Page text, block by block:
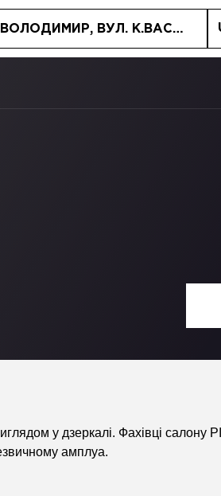
ВОЛОДИМИР, ВУЛ. К.ВАСИЛЬКА
у дзеркалі. Фахівці салону
амплуа.